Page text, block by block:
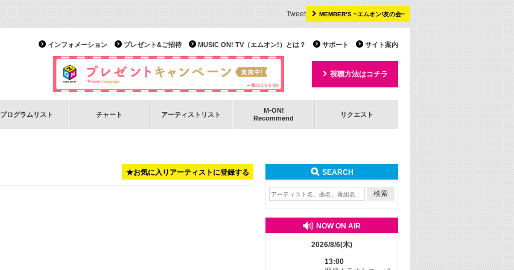
MEMBER’S ~エムオン!友の会~
Tweet
サイト案内
サポート
MUSIC ON! TV（エムオン!）とは？
プレゼント&ご招待
インフォメーション
視聴方法はコチラ
プログラムリスト チャート アーティストリスト
M-ON!
Recommend
リクエスト
★お気に入りアーティストに登録する SEARCH
NOW ON AIR
2026/8/6(木)
13:00